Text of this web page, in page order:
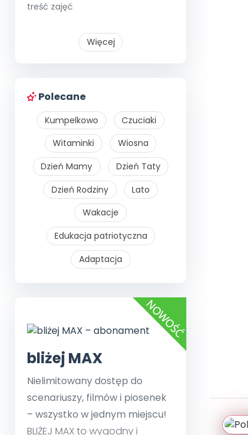
treść zajęć
Więcej
Polecane
Kumpelkowo
Czuciaki
Witaminki
Wiosna
Dzień Mamy
Dzień Taty
Dzień Rodziny
Lato
Wakacje
Edukacja patriotyczna
Adaptacja
bliżej MAX
Nielimitowany dostęp do
scenariuszy, filmów i piosenek
– wszystko w jednym miejscu!
BLIŻEJ MAX to wygodny i